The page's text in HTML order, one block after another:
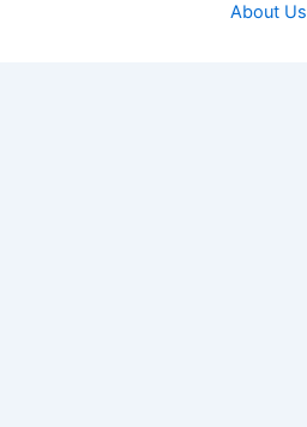
About Us